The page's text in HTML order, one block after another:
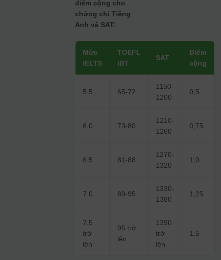
điểm cộng cho
chứng chỉ Tiếng
Anh và SAT:
Mức
IELTS
TOEFL
iBT
SAT
Điểm
cộng
5.5 65-72
1150-
1200
0,5
6.0 73-80
1210-
1260
0,75
6.5 81-88
1270-
1320
1,0
7.0 89-95
1330-
1380
1,25
7.5
trở
lên
95 trở
lên
1390
trở
lên
1,5